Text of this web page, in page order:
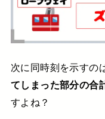
次に同時刻を示すの
てしまった部分の合
すよね？